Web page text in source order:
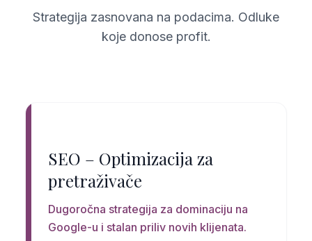
Strategija zasnovana na podacima. Odluke
koje donose profit.
SEO – Optimizacija za
pretraživače
Dugoročna strategija za dominaciju na
Google-u i stalan priliv novih klijenata.